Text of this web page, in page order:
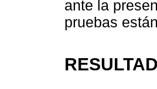
ante la
pruebas